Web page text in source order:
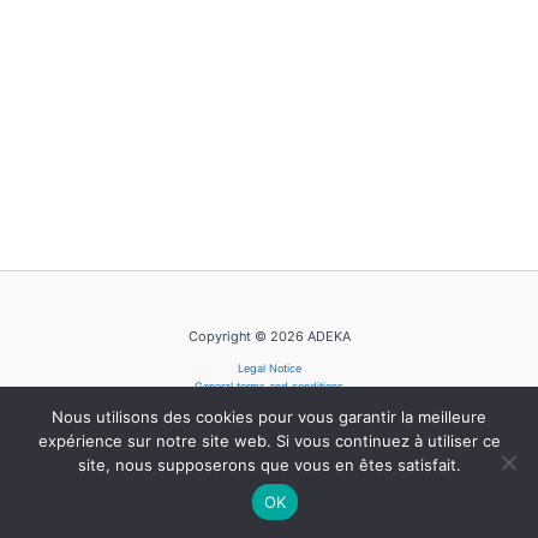
Copyright © 2026 ADEKA
Legal Notice
General terms and conditions
Cookie Policy
Nous utilisons des cookies pour vous garantir la meilleure
expérience sur notre site web. Si vous continuez à utiliser ce
site, nous supposerons que vous en êtes satisfait.
OK